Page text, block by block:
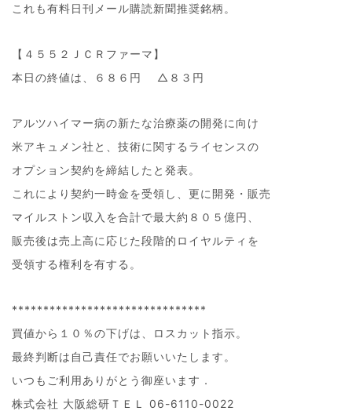
これも有料日刊メール購読新聞推奨銘柄。
【４５５２ＪＣＲファーマ】
本日の終値は、６８６円 △８３円
アルツハイマー病の新たな治療薬の開発に向け
米アキュメン社と、技術に関するライセンスの
オプション契約を締結したと発表。
これにより契約一時金を受領し、更に開発・販売
マイルストン収入を合計で最大約８０５億円、
販売後は売上高に応じた段階的ロイヤルティを
受領する権利を有する。
*******************************
買値から１０％の下げは、ロスカット指示。
最終判断は自己責任でお願いいたします。
いつもご利用ありがとう御座います．
株式会社 大阪総研ＴＥＬ 06-6110-0022